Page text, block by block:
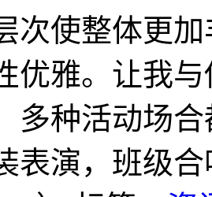
次使整体更
优雅。让我
多种活动场
表演，班级